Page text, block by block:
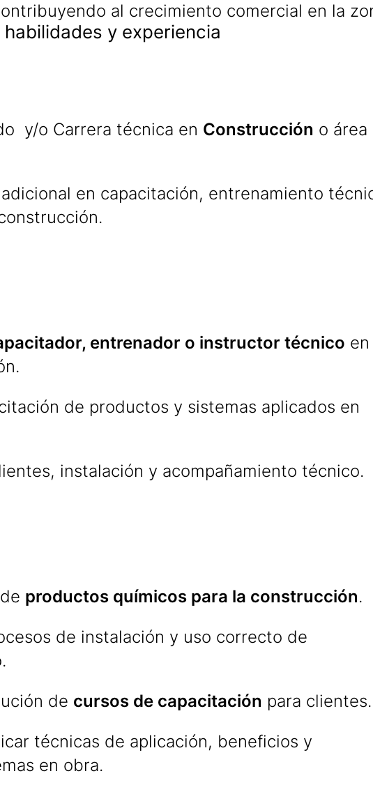
al crecimiento comercial en la
habilidades y experiencia
y/o Carrera técnica en Construcción o área
en capacitación, entrenamiento
entrenador o instructor técnico en
de productos y sistemas aplicados en
instalación y acompañamiento técnico.
productos químicos para la construcción.
de instalación y uso correcto de
de cursos de capacitación para clientes.
técnicas de aplicación, beneficios y
en obra.